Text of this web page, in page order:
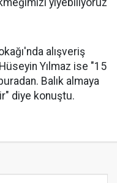
yiyebiliyoruz
alışveriş
Yılmaz ise "15
Balık almaya
diye konuştu.